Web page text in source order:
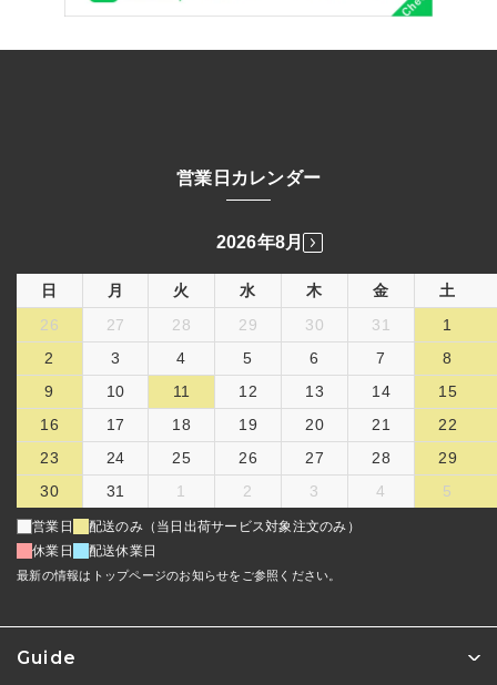
Guide
営業日カレンダー
2026年8月
日 月 火 水 木 金
土
26
27 28 29 30 31
1
2
3 4 5 6 7
8
9
10 11 12 13 14
15
16
17 18 19 20 21
22
23
24 25 26 27 28
29
30
31 1 2 3 4 5
営業日
配送のみ（当日出荷サービス対象注文のみ）
休業日
配送休業日
最新の情報はトップページのお知らせをご参照ください。